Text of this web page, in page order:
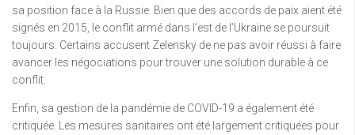
sa position face à la Russie. Bien que des accords de paix aient été
signés en 2015, le conflit armé dans l’est de l’Ukraine se poursuit
toujours. Certains accusent Zelensky de ne pas avoir réussi à faire
avancer les négociations pour trouver une solution durable à ce
conflit.
Enfin, sa gestion de la pandémie de COVID-19 a également été
critiquée. Les mesures sanitaires ont été largement critiquées pour